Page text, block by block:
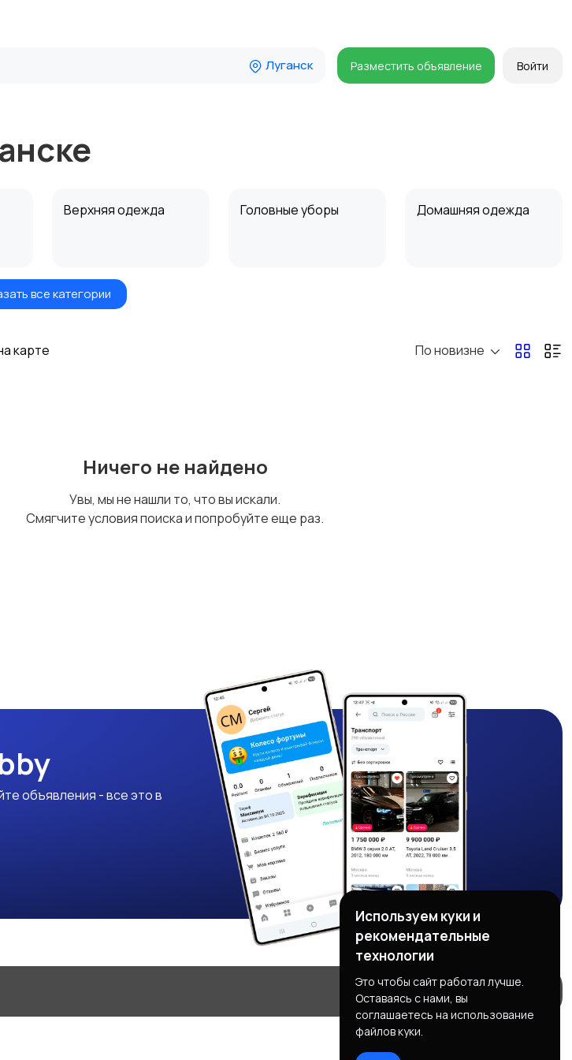
Луганск Разместить объявление Войти
Верхняя одежда Головные уборы Домашняя одежда
Обувь
все категории
карте По новизне
Ничего не найдено
Увы, мы не нашли то, что вы искали.
Смягчите условия поиска и попробуйте еще раз.
объявления - все это в
Используем куки и
рекомендательные
технологии
Это чтобы сайт работал лучше.
Оставаясь с нами, вы
соглашаетесь на использование
файлов куки.